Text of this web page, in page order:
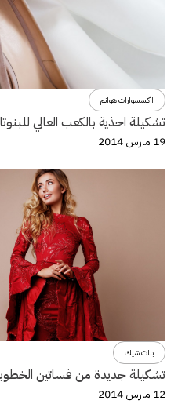
اكسسوارات هوانم
تشكيلة احذية بالكعب العالي
19 مارس 2014
بنات شيك
تشكيلة جديدة من فساتين الخطوبة لعروس 2014
12 مارس 2014